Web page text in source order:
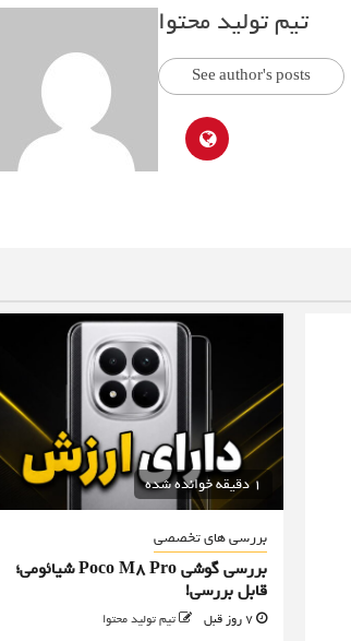
تیم تولید محتوا
See author's posts
1 دقیقه خوانده شده
بررسی های تخصصی
بررسی گوشی Poco M8 Pro شیائومی؛
قابل بررسی!
7 روز قبل تیم تولید محتوا